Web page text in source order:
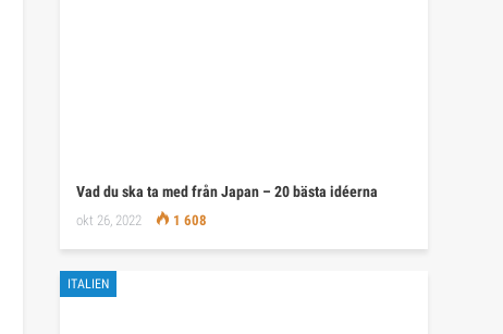
Vad du ska ta med från Japan – 20 bästa idéerna
okt 26, 2022 1 608
ITALIEN